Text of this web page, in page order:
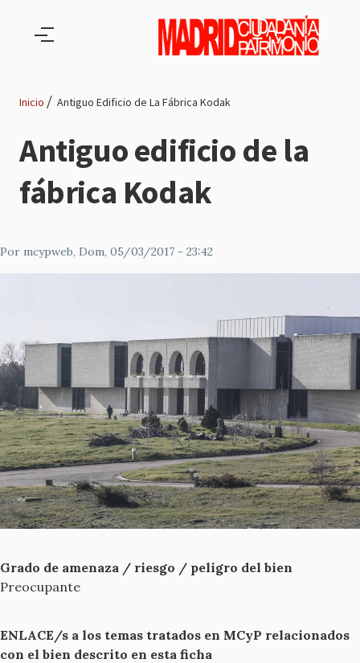
Ruta
de
navegación
Inicio Antiguo Edificio de La Fábrica Kodak
Antiguo edificio de la
fábrica Kodak
Por mcypweb, Dom, 05/03/2017 - 23:42
Grado de amenaza / riesgo / peligro del bien
Preocupante
ENLACE/s a los temas tratados en MCyP relacionados
con el bien descrito en esta ficha